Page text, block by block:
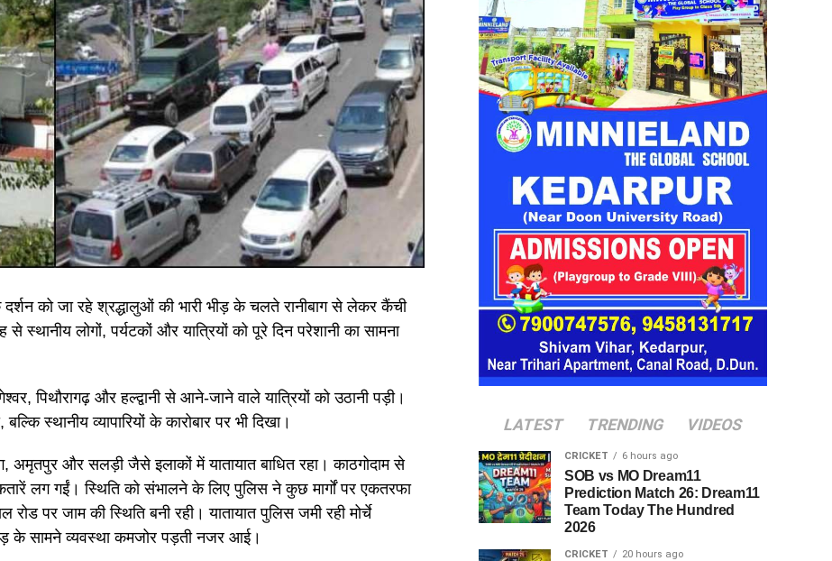
दर्शन को जा रहे श्रद्धालुओं की भारी भीड़ के चलते रानीबाग से लेकर कैंची
लोगों, पर्यटकों और यात्रियों को पूरे दिन परेशानी का सामना
पिथौरागढ़ और हल्द्वानी से आने-जाने वाले यात्रियों को उठानी पड़ी।
स्थानीय व्यापारियों के कारोबार पर भी दिखा।
अमृतपुर और सलड़ी जैसे इलाकों में यातायात बाधित रहा। काठगोदाम से
लग गईं। स्थिति को संभालने के लिए पुलिस ने कुछ मार्गों पर एकतरफा
पर जाम की स्थिति बनी रही। यातायात पुलिस जमी रही मोर्चे
के सामने व्यवस्था कमजोर पड़ती नजर आई।
LATEST TRENDING VIDEOS
CRICKET 6 hours ago
SOB vs MO Dream11
Prediction Match 26: Dream11
Team Today The Hundred
2026
CRICKET 20 hours ago